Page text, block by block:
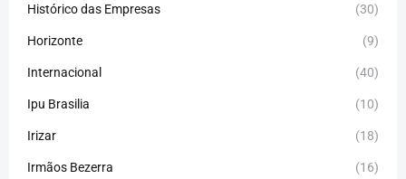
Histórico das Empresas (30)
Horizonte (9)
Internacional (40)
Ipu Brasilia (10)
Irizar (18)
Irmãos Bezerra (16)